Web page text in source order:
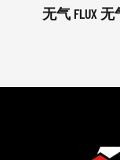
无气 FLUX